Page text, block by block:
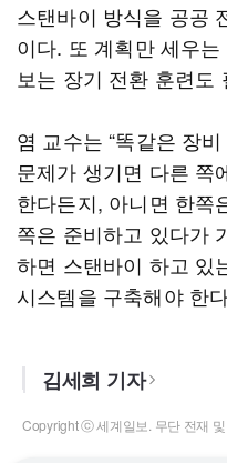
스탠바이 방식을 공공
이다. 또 계획만 세우
보는 장기 전환 훈련도
염 교수는 “똑같은 장
문제가 생기면 다른 쪽
한다든지, 아니면 한쪽
쪽은 준비하고 있다가
하면 스탠바이 하고 있
시스템을 구축해야 한
김세희 기자
Copyright ⓒ 세계일보. 무단 전재